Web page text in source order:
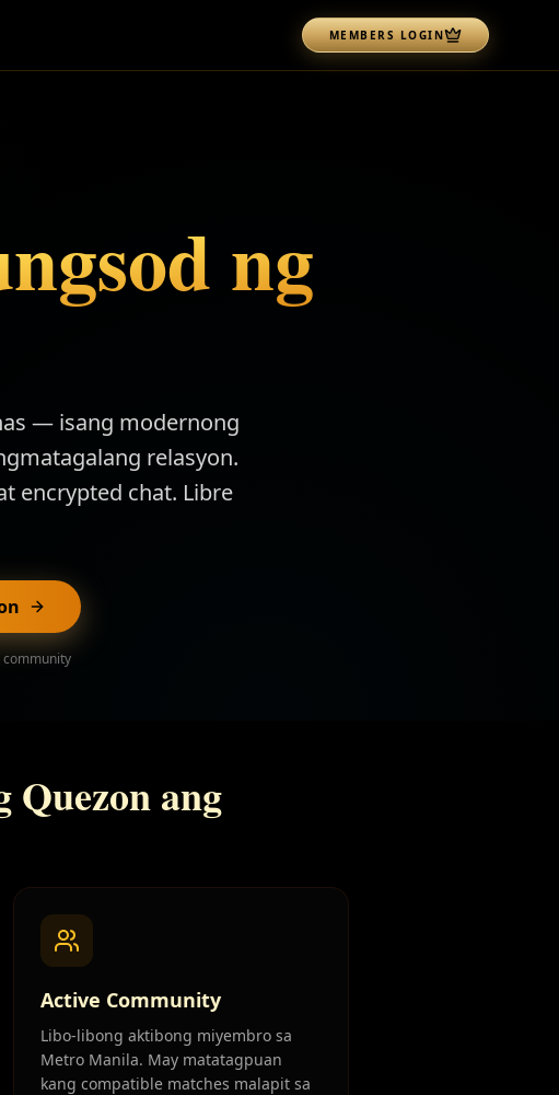
MEMBERS LOGIN
ng
— isang modernong
relasyon.
encrypted chat. Libre
community
Quezon ang
Active Community
Libo-libong aktibong miyembro sa
Metro Manila. May matatagpuan
kang compatible matches malapit sa